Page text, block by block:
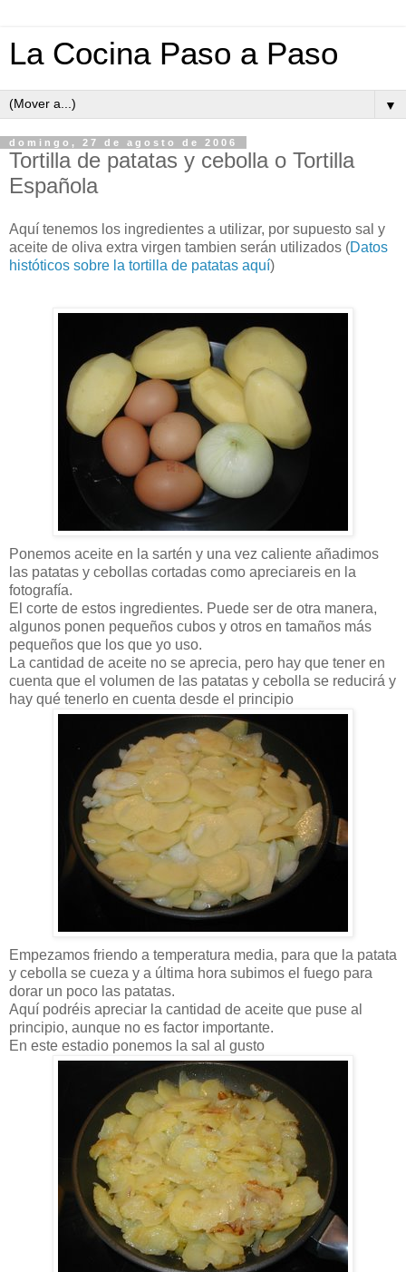
La Cocina Paso a Paso
▼
domingo, 27 de agosto de 2006
Tortilla de patatas y cebolla o Tortilla
Española
Aquí tenemos los ingredientes a utilizar, por supuesto sal y
aceite de oliva extra virgen tambien serán utilizados (Datos
históticos sobre la tortilla de patatas aquí)
Ponemos aceite en la sartén y una vez caliente añadimos
las patatas y cebollas cortadas como apreciareis en la
fotografía.
El corte de estos ingredientes. Puede ser de otra manera,
algunos ponen pequeños cubos y otros en tamaños más
pequeños que los que yo uso.
La cantidad de aceite no se aprecia, pero hay que tener en
cuenta que el volumen de las patatas y cebolla se reducirá y
hay qué tenerlo en cuenta desde el principio
Empezamos friendo a temperatura media, para que la patata
y cebolla se cueza y a última hora subimos el fuego para
dorar un poco las patatas.
Aquí podréis apreciar la cantidad de aceite que puse al
principio, aunque no es factor importante.
En este estadio ponemos la sal al gusto